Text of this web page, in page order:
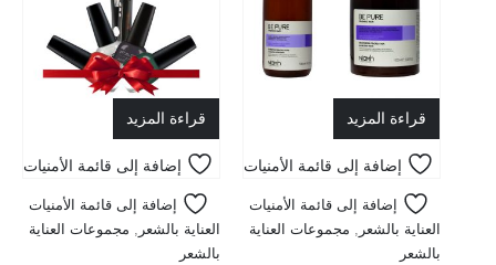
قراءة المزيد
إضافة إلى قائمة الأمنيات
إضافة إلى قائمة الأمنيات
العناية بالشعر
مجموعات العناية
بالشعر
قراءة المزيد
إضافة إلى قائمة الأمنيات
إضافة إلى قائمة الأمنيات
العناية بالشعر
مجموعات العناية
بالشعر